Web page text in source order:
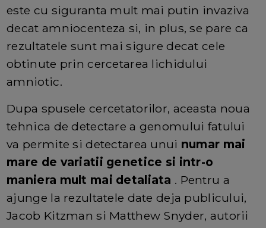
este cu siguranta mult mai putin invaziva
decat amniocenteza si, in plus, se pare ca
rezultatele sunt mai sigure decat cele
obtinute prin cercetarea lichidului
amniotic.
Dupa spusele cercetatorilor, aceasta noua
tehnica de detectare a genomului fatului
va permite si detectarea unui numar mai
mare de variatii genetice si intr-o
maniera mult mai detaliata . Pentru a
ajunge la rezultatele date deja publicului,
Jacob Kitzman si Matthew Snyder, autorii